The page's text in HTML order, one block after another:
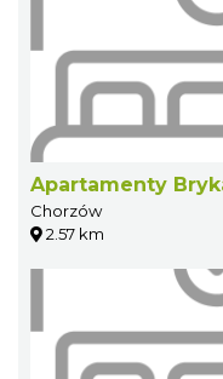
Apartamenty
Chorzów
2.57 km